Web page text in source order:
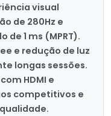
visual
de 280Hz e
1 ms (MPRT).
e redução de luz
longas sessões.
HDMI e
competitivos e